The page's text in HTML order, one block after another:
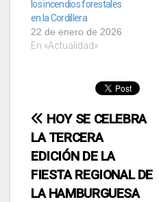
los incendios forestales
en la Cordillera
22 de enero de 2026
En «Actualidad»
Navegación
de
entradas
HOY SE CELEBRA
LA TERCERA
EDICIÓN DE LA
FIESTA REGIONAL DE
LA HAMBURGUESA